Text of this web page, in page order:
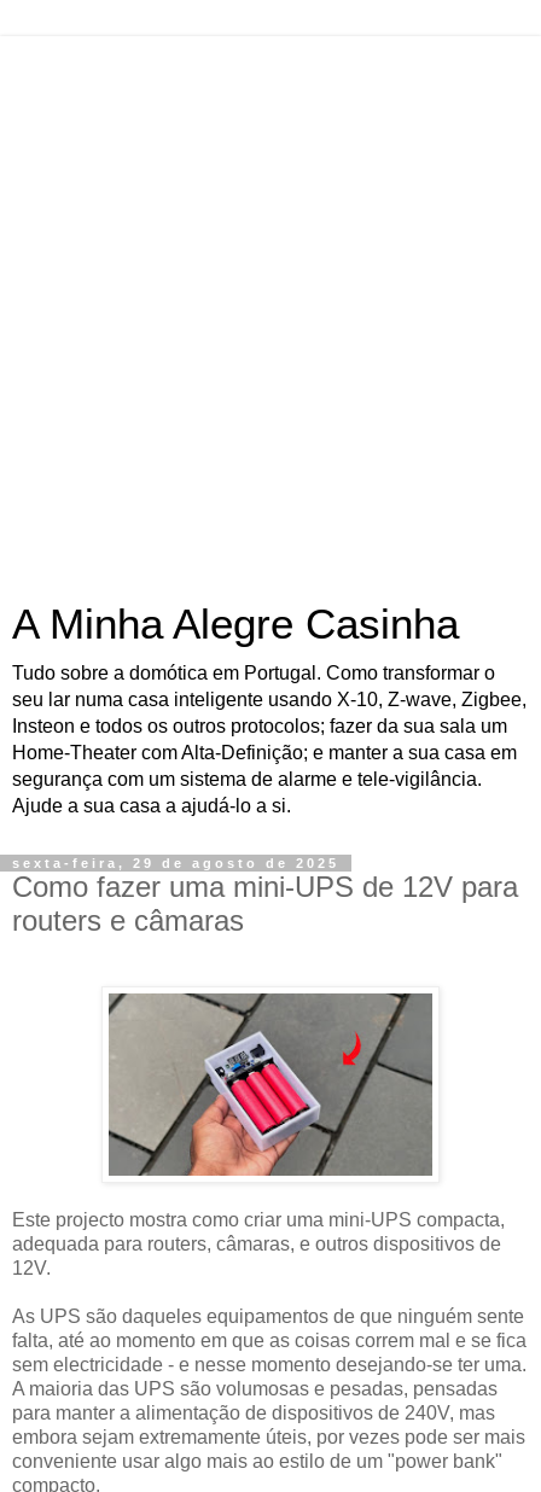
A Minha Alegre Casinha
Tudo sobre a domótica em Portugal. Como transformar o
seu lar numa casa inteligente usando X-10, Z-wave, Zigbee,
Insteon e todos os outros protocolos; fazer da sua sala um
Home-Theater com Alta-Definição; e manter a sua casa em
segurança com um sistema de alarme e tele-vigilância.
Ajude a sua casa a ajudá-lo a si.
sexta-feira, 29 de agosto de 2025
Como fazer uma mini-UPS de 12V para
routers e câmaras
Este projecto mostra como criar uma mini-UPS compacta,
adequada para routers, câmaras, e outros dispositivos de
12V.
As UPS são daqueles equipamentos de que ninguém sente
falta, até ao momento em que as coisas correm mal e se fica
sem electricidade - e nesse momento desejando-se ter uma.
A maioria das UPS são volumosas e pesadas, pensadas
para manter a alimentação de dispositivos de 240V, mas
embora sejam extremamente úteis, por vezes pode ser mais
conveniente usar algo mais ao estilo de um "power bank"
compacto.